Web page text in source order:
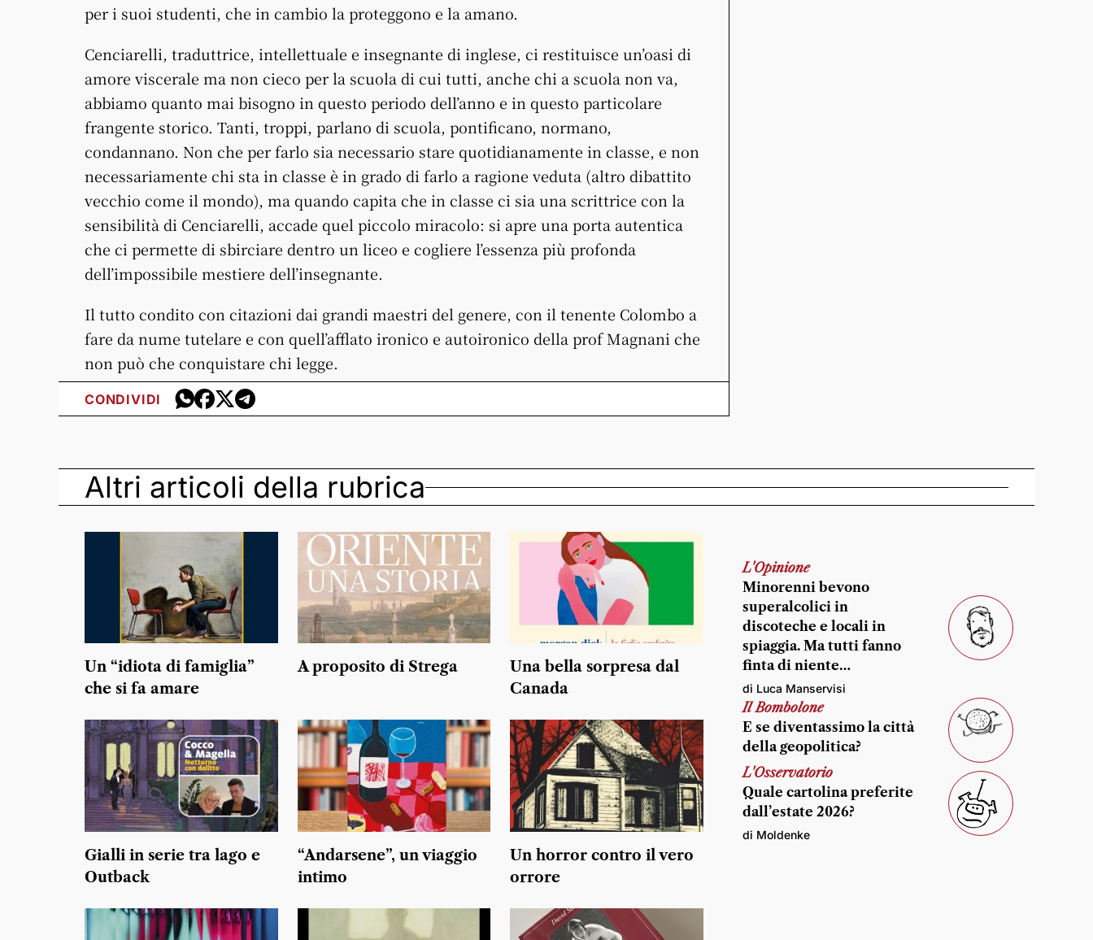
per i suoi studenti, che in cambio la proteggono e la amano.
Cenciarelli, traduttrice, intellettuale e insegnante di inglese, ci restituisce un’oasi di
amore viscerale ma non cieco per la scuola di cui tutti, anche chi a scuola non va,
abbiamo quanto mai bisogno in questo periodo dell’anno e in questo particolare
frangente storico. Tanti, troppi, parlano di scuola, pontificano, normano,
condannano. Non che per farlo sia necessario stare quotidianamente in classe, e non
necessariamente chi sta in classe è in grado di farlo a ragione veduta (altro dibattito
vecchio come il mondo), ma quando capita che in classe ci sia una scrittrice con la
sensibilità di Cenciarelli, accade quel piccolo miracolo: si apre una porta autentica
che ci permette di sbirciare dentro un liceo e cogliere l’essenza più profonda
dell’impossibile mestiere dell’insegnante.
Il tutto condito con citazioni dai grandi maestri del genere, con il tenente Colombo a
fare da nume tutelare e con quell’afflato ironico e autoironico della prof Magnani che
non può che conquistare chi legge.
CONDIVIDI
Altri articoli della rubrica
Un “idiota di famiglia”
che si fa amare
A proposito di Strega
Una bella sorpresa dal
Canada
Gialli in serie tra lago e
Outback
“Andarsene”, un viaggio
intimo
Un horror contro il vero
orrore
L'Opinione
Minorenni bevono
superalcolici in
discoteche e locali in
spiaggia. Ma tutti fanno
finta di niente…
di Luca Manservisi
Il Bombolone
E se diventassimo la città
della geopolitica?
L'Osservatorio
Quale cartolina preferite
dall’estate 2026?
di Moldenke